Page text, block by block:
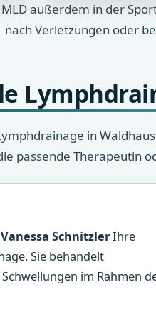
außerdem in der
nach Verletzungen oder
in
passende Therapeutin
Vanessa SchnitzlerIhre
Sie behandelt
im Rahmen